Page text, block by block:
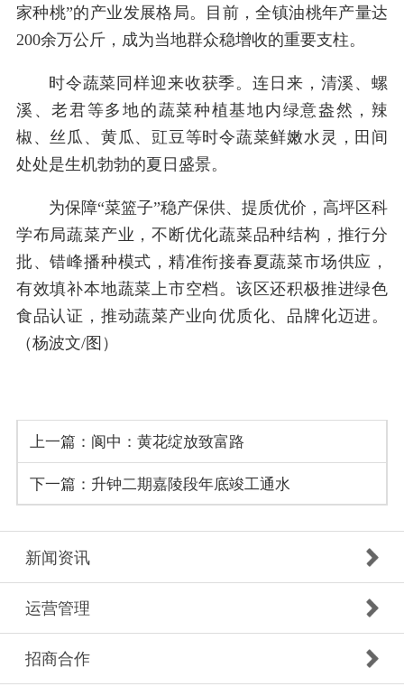
家种桃”的产业发展格局。目前，全镇油桃年产量达
200余万公斤，成为当地群众稳增收的重要支柱。
时令蔬菜同样迎来收获季。连日来，清溪、螺
溪、老君等多地的蔬菜种植基地内绿意盎然，辣
椒、丝瓜、黄瓜、豇豆等时令蔬菜鲜嫩水灵，田间
处处是生机勃勃的夏日盛景。
为保障“菜篮子”稳产保供、提质优价，高坪区科
学布局蔬菜产业，不断优化蔬菜品种结构，推行分
批、错峰播种模式，精准衔接春夏蔬菜市场供应，
有效填补本地蔬菜上市空档。该区还积极推进绿色
食品认证，推动蔬菜产业向优质化、品牌化迈进。
（杨波文/图）
上一篇： 阆中：黄花绽放致富路
下一篇： 升钟二期嘉陵段年底竣工通水
新闻资讯
运营管理
招商合作